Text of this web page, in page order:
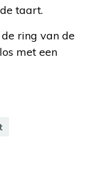
taart.
ring van de
met een